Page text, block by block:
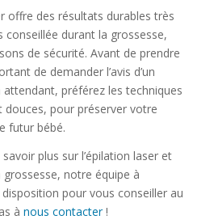
offre des résultats durables très
conseillée durant la grossesse,
de sécurité. Avant de prendre
de demander l’avis d’un
attendant, préférez les techniques
douces, pour préserver votre
futur bébé.
plus sur l’épilation laser et
notre équipe à
pour vous conseiller au
à nous contacter!